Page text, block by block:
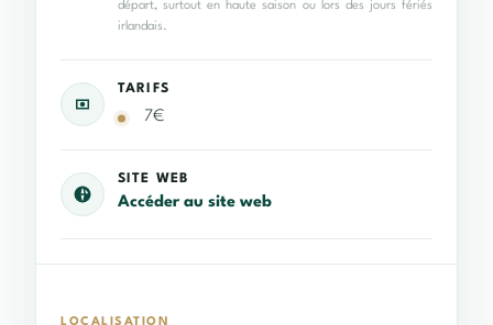
départ, surtout en haute saison ou lors des jours fériés
irlandais.
TARIFS
7€
SITE WEB
Accéder au site web